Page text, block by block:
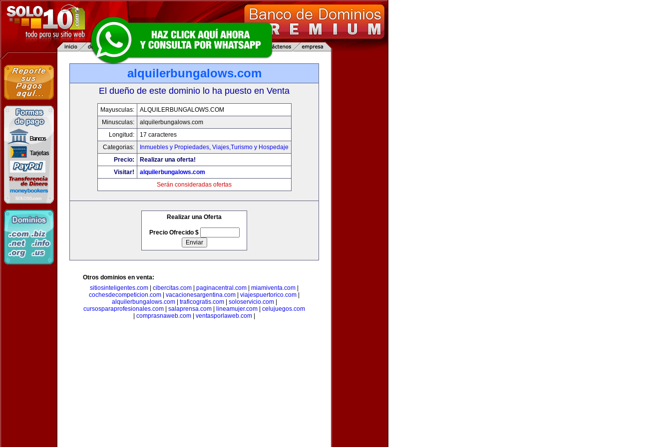
alquilerbungalows.com
El dueño de este dominio lo ha puesto en Venta
Mayusculas:
ALQUILERBUNGALOWS.COM
Minusculas:
alquilerbungalows.com
Longitud:
17 caracteres
Categorias:
Inmuebles y Propiedades, Viajes,Turismo y Hospedaje
Precio:
Realizar una oferta!
Visitar!
alquilerbungalows.com
Serán consideradas ofertas
Realizar una Oferta
Precio Ofrecido $
Otros dominios en venta:
sitiosinteligentes.com
cibercitas.com paginacentral.com miamiventa.com
cochesdecompeticion.com
vacacionesargentina.com viajespuertorico.com
alquilerbungalows.com| traficogratis.com| soloservicio.com|
cursosparaprofesionales.com
salaprensa.com lineamujer.com
celujuegos.com
comprasnaweb.com ventasporlaweb.com